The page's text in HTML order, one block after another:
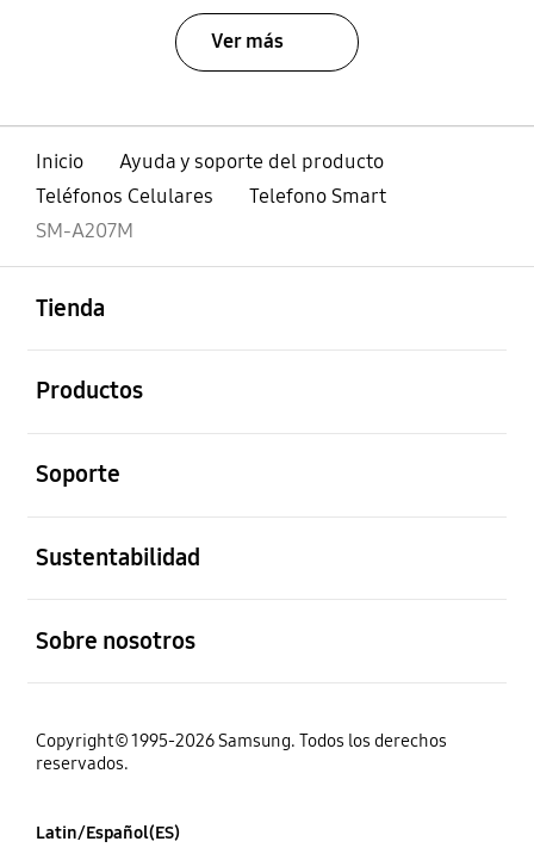
Ver más
Inicio
Ayuda y soporte del producto
Teléfonos Celulares
Telefono Smart
SM-A207M
Tienda
Productos
Soporte
Sustentabilidad
Sobre nosotros
Copyright© 1995-2026 Samsung. Todos los derechos
reservados.
Latin/Español(ES)